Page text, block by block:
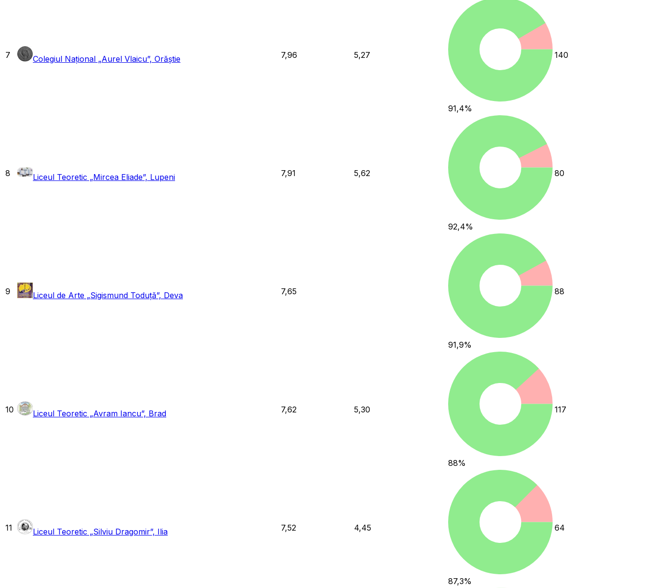
7 Colegiul Național „Aurel Vlaicu”, Orăștie 7,96 5,27
91,4%
140
8 Liceul Teoretic „Mircea Eliade”, Lupeni 7,91 5,62
92,4%
80
9 Liceul de Arte „Sigismund Toduță”, Deva 7,65
91,9%
88
10 Liceul Teoretic „Avram Iancu”, Brad 7,62 5,30
88%
117
11 Liceul Teoretic „Silviu Dragomir”, Ilia 7,52 4,45
87,3%
64